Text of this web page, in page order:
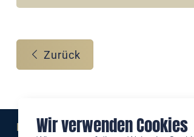
Wir verwenden Cookies
Zurück
Eine Marke der